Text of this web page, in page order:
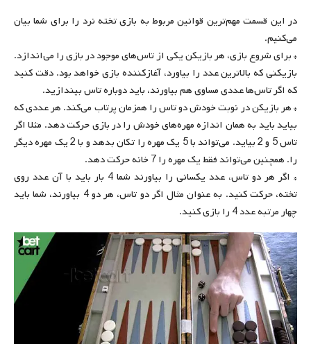
در این قسمت مهم‌ترین قوانین مربوط به بازی تخته نرد را برای شما بیان
می‌کنیم.
* برای شروع بازی، هر بازیکن یکی از تاس‌های موجود در بازی را می‌اندازد.
بازیکنی که بالاترین عدد را بیاورد، آغازکننده بازی خواهد بود. دقت کنید
که اگر تاس‌ها عددی مساوی هم بیاورند، باید دوباره تاس بیندازید.
* هر بازیکن در نوبت خودش دو تاس را همزمان پرتاب می‌کند. هر عددی که
بیاید باید به همان اندازه مهره‌های خودش را در بازی حرکت دهد. مثلا اگر
تاس 5 و 2 بیاید. می‌تواند با 5 یک مهره را تکان بدهد و با 2 یک مهره دیگر
را. همچنین می‌تواند فقط یک مهره را 7 خانه حرکت دهد.
* اگر هر دو تاس، عدد یکسانی را بیاورند شما 4 بار باید با آن عدد روی
تخته، حرکت کنید. به عنوان مثال اگر دو تاس، هر دو 4 بیاورند، شما باید
چهار مرتبه عدد 4 را بازی کنید.